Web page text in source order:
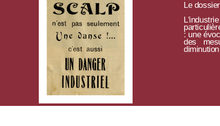
Le
: une
des